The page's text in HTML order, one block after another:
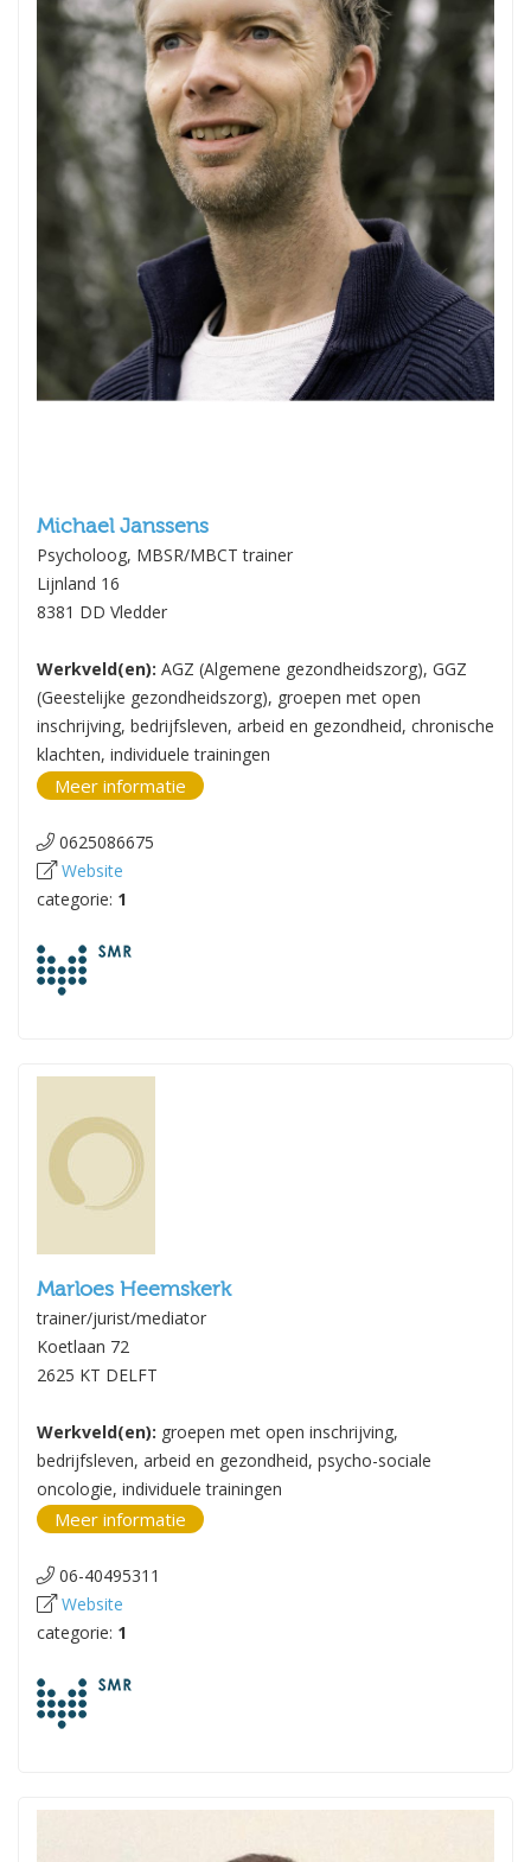
Michael Janssens
Psycholoog, MBSR/MBCT trainer
Lijnland 16
8381 DD Vledder
Werkveld(en): AGZ (Algemene gezondheidszorg), GGZ
(Geestelijke gezondheidszorg), groepen met open
inschrijving, bedrijfsleven, arbeid en gezondheid, chronische
klachten, individuele trainingen
Meer informatie
0625086675
Website
categorie: 1
Marloes Heemskerk
trainer/jurist/mediator
Koetlaan 72
2625 KT DELFT
Werkveld(en): groepen met open inschrijving,
bedrijfsleven, arbeid en gezondheid, psycho-sociale
oncologie, individuele trainingen
Meer informatie
06-40495311
Website
categorie: 1